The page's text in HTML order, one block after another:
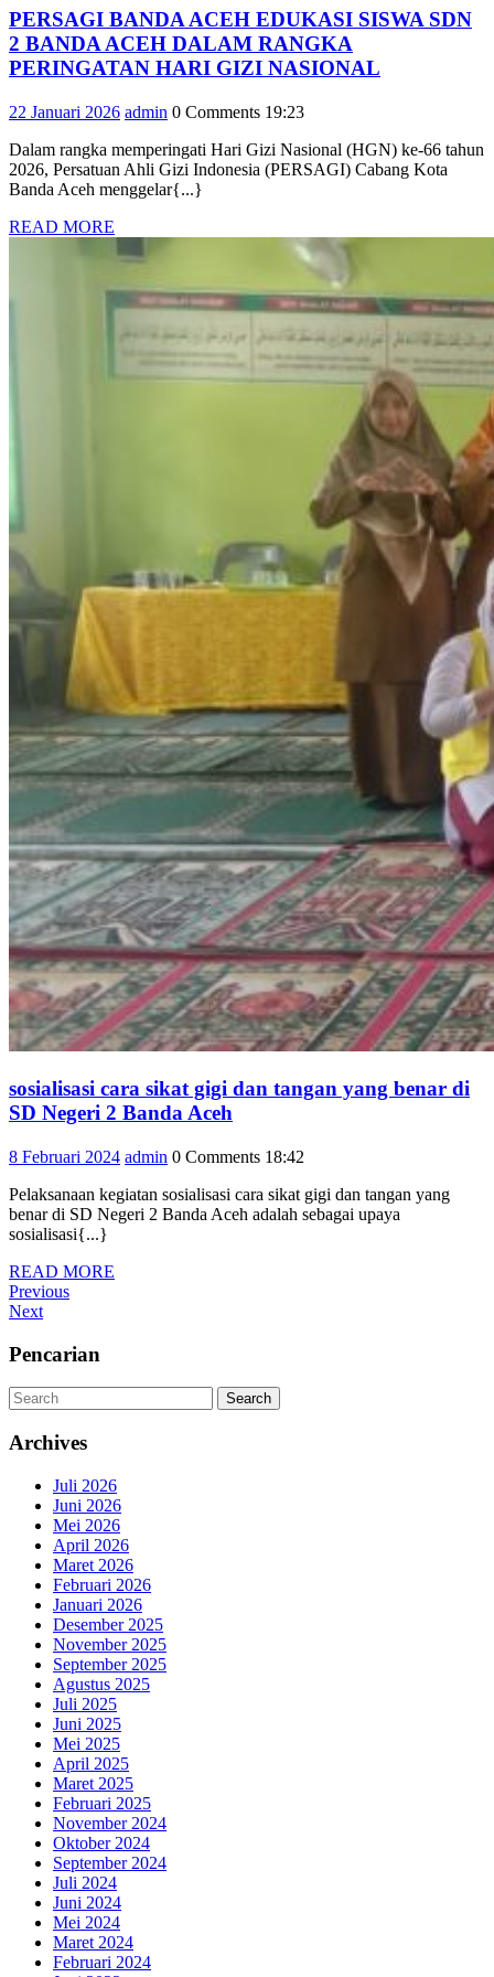
PERSAGI BANDA ACEH EDUKASI SISWA SDN
2 BANDA ACEH DALAM RANGKA
PERINGATAN HARI GIZI NASIONAL
EDUKASI
SISWA
BANDA
RANGKA
HARI
GIZI
NASIONAL
22 Januari 202622
2026
admin admin
0 Comments 19:23
Dalam rangka memperingati Hari Gizi Nasional (HGN) ke-66 tahun
2026, Persatuan Ahli Gizi Indonesia (PERSAGI) Cabang Kota
Banda Aceh menggelar{...}
READ MORE
sosialisasi cara sikat gigi dan tangan yang benar di
SD Negeri 2 Banda Aceh
sikat
dan
Banda
8 Februari 20248
2024
admin admin
0 Comments 18:42
Pelaksanaan kegiatan sosialisasi cara sikat gigi dan tangan yang
benar di SD Negeri 2 Banda Aceh adalah sebagai upaya
sosialisasi{...}
READ MORE
Navigasi
pos
Previous
Post
Previous
Next
Next
Pencarian
Search Search
Archives
Juli 2026
Juni 2026
Mei 2026
April 2026
Maret 2026
Februari 2026
Januari 2026
Desember 2025
November 2025
September 2025
Agustus 2025
Juli 2025
Juni 2025
Mei 2025
April 2025
Maret 2025
Februari 2025
November 2024
Oktober 2024
September 2024
Juli 2024
Juni 2024
Mei 2024
Maret 2024
Februari 2024